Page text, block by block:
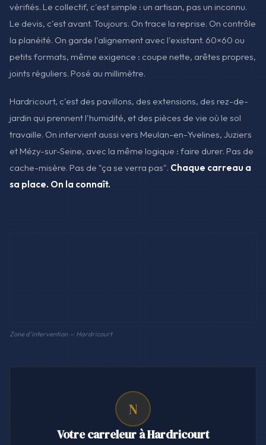
vérifiés. Le collectif, c'est simple : un artisan, pas un inconnu.
Le devis, c'est avant. Toujours. On trace la reprise. On contrôle
la planéité. On garde l'alignement avec l'existant. 60×60 ou
petits formats, même exigence : coupe nette, arêtes propres,
joints réguliers. Posé au millimètre.
Hardricourt, c'est des pavillons, des extensions, des rez-de-
jardin qui prennent l'humidité, et des pièces de vie où le sol
travaille. On intervient aussi vers Meulan-en-Yvelines, Juziers
et Mézy-sur-Seine, avec la même logique : faire durer. Pas de
cache-misère. Pas de "ça se verra pas". Chaque carreau a
sa place. On la connaît.
Zone d'intervention — Hardricourt
N
Votre carreleur à Hardricourt